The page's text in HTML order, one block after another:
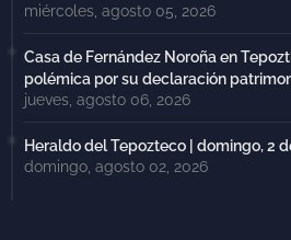
miércoles, agosto 05, 2026
Casa de Fernández Noroña en
polémica por su declaración
jueves, agosto 06, 2026
Heraldo del Tepozteco | domingo, 2
domingo, agosto 02, 2026